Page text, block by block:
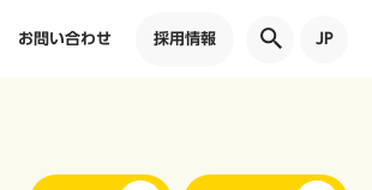
お問い合わせ 採用情報 JP